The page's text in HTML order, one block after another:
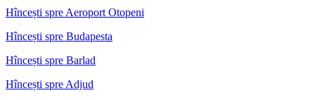
Hîncești spre Aeroport Otopeni
Hîncești spre Budapesta
Hîncești spre Barlad
Hîncești spre Adjud